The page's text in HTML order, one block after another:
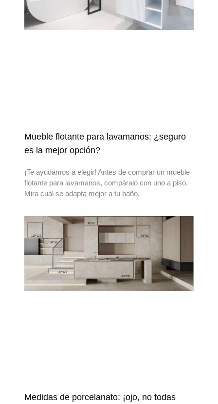
Mueble flotante para lavamanos: ¿seguro
es la mejor opción?
¡Te ayudamos a elegir! Antes de comprar un mueble
flotante para lavamanos, compáralo con uno a piso.
Mira cuál se adapta mejor a tu baño.
Medidas de porcelanato: ¡ojo, no todas